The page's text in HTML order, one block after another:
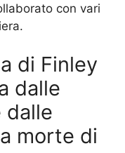
con vari
di Finley
dalle
dalle
morte di